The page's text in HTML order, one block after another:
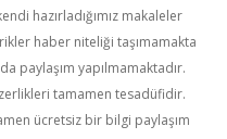
hazırladığımız makaleler
haber niteliği taşımamakta
paylaşım yapılmamaktadır.
tamamen tesadüfidir.
ücretsiz bir bilgi paylaşım